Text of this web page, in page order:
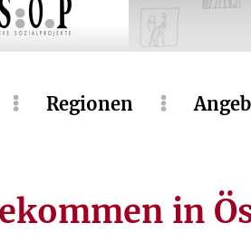
Regionen
in